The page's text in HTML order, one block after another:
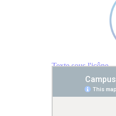
Texte sous l'icône